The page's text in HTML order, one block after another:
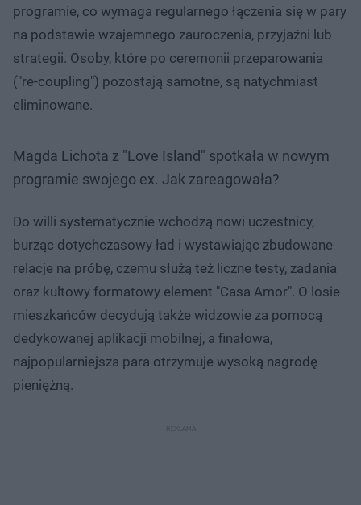
programie, co wymaga regularnego łączenia się w pary
na podstawie wzajemnego zauroczenia, przyjaźni lub
strategii. Osoby, które po ceremonii przeparowania
("re-coupling") pozostają samotne, są natychmiast
eliminowane.
Magda Lichota z "Love Island" spotkała w nowym
programie swojego ex. Jak zareagowała?
Do willi systematycznie wchodzą nowi uczestnicy,
burząc dotychczasowy ład i wystawiając zbudowane
relacje na próbę, czemu służą też liczne testy, zadania
oraz kultowy formatowy element "Casa Amor". O losie
mieszkańców decydują także widzowie za pomocą
dedykowanej aplikacji mobilnej, a finałowa,
najpopularniejsza para otrzymuje wysoką nagrodę
pieniężną.